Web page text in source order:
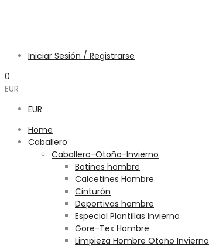
Iniciar Sesión / Registrarse
0
EUR
EUR
Home
Caballero
Caballero-Otoño-Invierno
Botines hombre
Calcetines Hombre
Cinturón
Deportivas hombre
Especial Plantillas Invierno
Gore-Tex Hombre
Limpieza Hombre Otoño Invierno